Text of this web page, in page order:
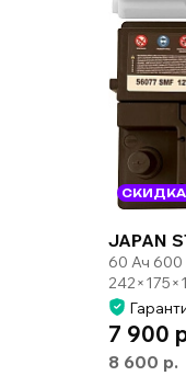
JAPAN
60 Ач 600
7 900
8 600 р.